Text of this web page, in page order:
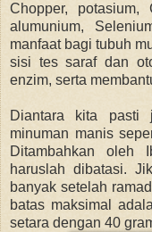
Chopper, potasium,
alumunium,
manfaat bagi tubuh
sisi tes saraf dan
enzim, serta
Diantara kita pasti
minuman manis
Ditambahkan oleh
haruslah dibatasi.
banyak setelah
batas maksimal
setara dengan 40